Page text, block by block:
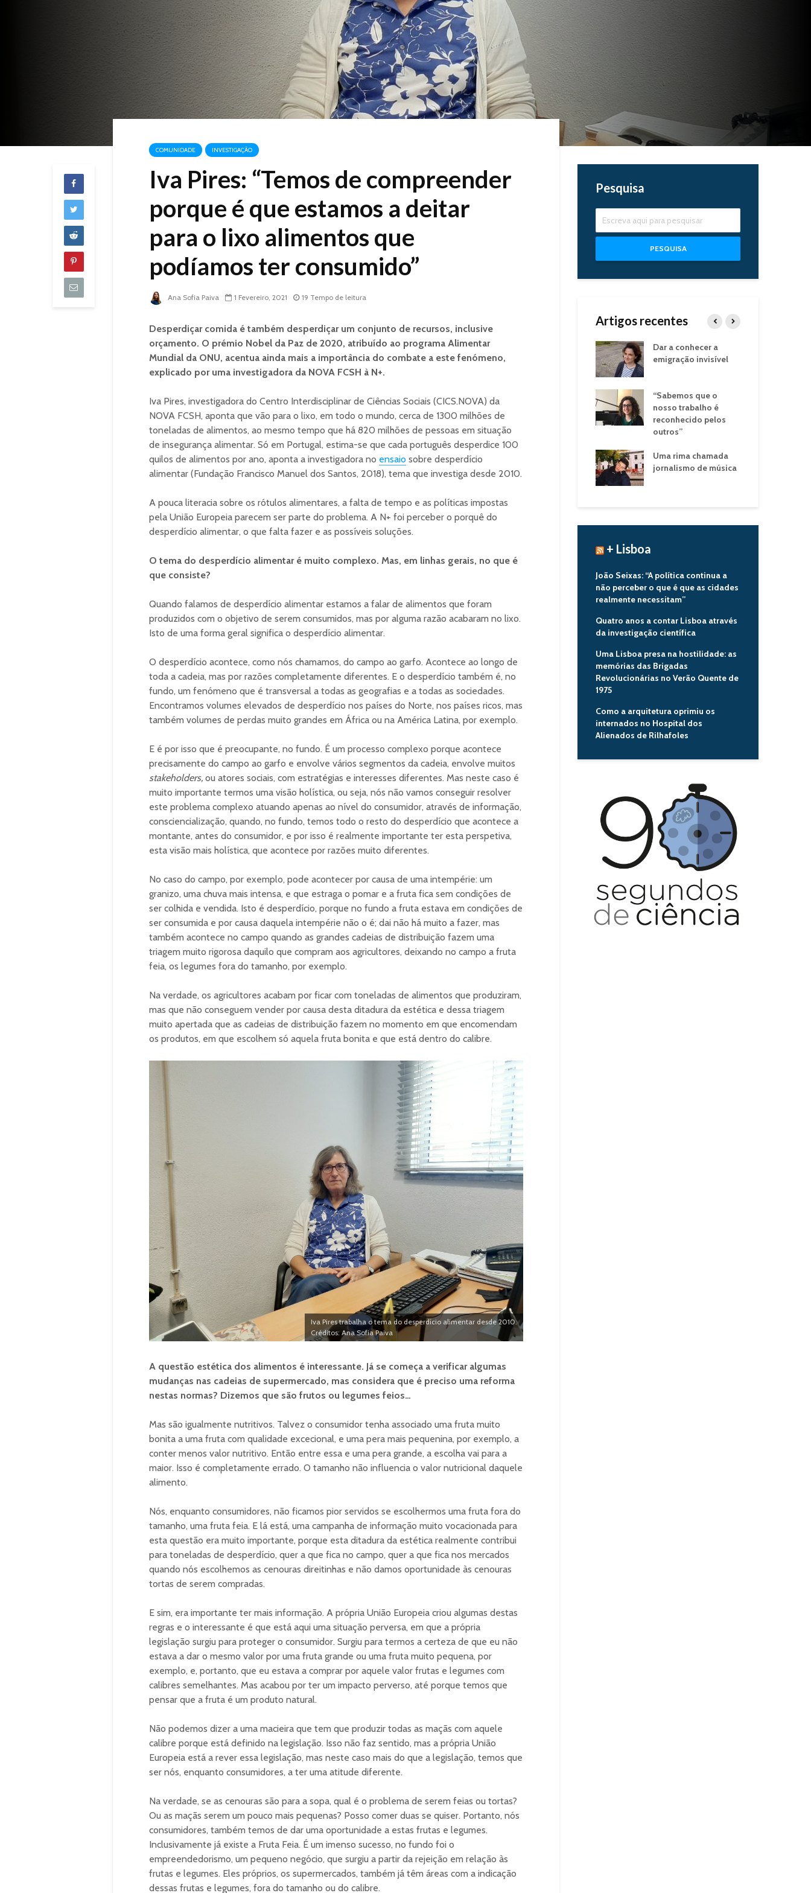
COMUNIDADE INVESTIGAÇÃO
Iva Pires: “Temos de compreender
porque é que estamos a deitar
para o lixo alimentos que
podíamos ter consumido”
Ana Sofia Paiva 1 Fevereiro, 2021 19 Tempo de leitura
Desperdiçar comida é também desperdiçar um conjunto de recursos, inclusive
orçamento. O prémio Nobel da Paz de 2020, atribuído ao programa Alimentar
Mundial da ONU, acentua ainda mais a importância do combate a este fenómeno,
explicado por uma investigadora da NOVA FCSH à N+.
Iva Pires, investigadora do Centro Interdisciplinar de Ciências Sociais (CICS.NOVA) da
NOVA FCSH, aponta que vão para o lixo, em todo o mundo, cerca de 1300 milhões de
toneladas de alimentos, ao mesmo tempo que há 820 milhões de pessoas em situação
de insegurança alimentar. Só em Portugal, estima-se que cada português desperdice 100
quilos de alimentos por ano, aponta a investigadora no ensaio sobre desperdício
alimentar (Fundação Francisco Manuel dos Santos, 2018), tema que investiga desde 2010.
A pouca literacia sobre os rótulos alimentares, a falta de tempo e as políticas impostas
pela União Europeia parecem ser parte do problema. A N+ foi perceber o porquê do
desperdício alimentar, o que falta fazer e as possíveis soluções.
O tema do desperdício alimentar é muito complexo. Mas, em linhas gerais, no que é
que consiste?
Quando falamos de desperdício alimentar estamos a falar de alimentos que foram
produzidos com o objetivo de serem consumidos, mas por alguma razão acabaram no lixo.
Isto de uma forma geral significa o desperdício alimentar.
O desperdício acontece, como nós chamamos, do campo ao garfo. Acontece ao longo de
toda a cadeia, mas por razões completamente diferentes. E o desperdício também é, no
fundo, um fenómeno que é transversal a todas as geografias e a todas as sociedades.
Encontramos volumes elevados de desperdício nos países do Norte, nos países ricos, mas
também volumes de perdas muito grandes em África ou na América Latina, por exemplo.
E é por isso que é preocupante, no fundo. É um processo complexo porque acontece
precisamente do campo ao garfo e envolve vários segmentos da cadeia, envolve muitos
stakeholders, ou atores sociais, com estratégias e interesses diferentes. Mas neste caso é
muito importante termos uma visão holística, ou seja, nós não vamos conseguir resolver
este problema complexo atuando apenas ao nível do consumidor, através de informação,
consciencialização, quando, no fundo, temos todo o resto do desperdício que acontece a
montante, antes do consumidor, e por isso é realmente importante ter esta perspetiva,
esta visão mais holística, que acontece por razões muito diferentes.
No caso do campo, por exemplo, pode acontecer por causa de uma intempérie: um
granizo, uma chuva mais intensa, e que estraga o pomar e a fruta fica sem condições de
ser colhida e vendida. Isto é desperdício, porque no fundo a fruta estava em condições de
ser consumida e por causa daquela intempérie não o é; dai não há muito a fazer, mas
também acontece no campo quando as grandes cadeias de distribuição fazem uma
triagem muito rigorosa daquilo que compram aos agricultores, deixando no campo a fruta
feia, os legumes fora do tamanho, por exemplo.
Na verdade, os agricultores acabam por ficar com toneladas de alimentos que produziram,
mas que não conseguem vender por causa desta ditadura da estética e dessa triagem
muito apertada que as cadeias de distribuição fazem no momento em que encomendam
os produtos, em que escolhem só aquela fruta bonita e que está dentro do calibre.
Iva Pires trabalha o tema do desperdício alimentar desde 2010.
Créditos: Ana Sofia Paiva
A questão estética dos alimentos é interessante. Já se começa a verificar algumas
mudanças nas cadeias de supermercado, mas considera que é preciso uma reforma
nestas normas? Dizemos que são frutos ou legumes feios…
Mas são igualmente nutritivos. Talvez o consumidor tenha associado uma fruta muito
bonita a uma fruta com qualidade excecional, e uma pera mais pequenina, por exemplo, a
conter menos valor nutritivo. Então entre essa e uma pera grande, a escolha vai para a
maior. Isso é completamente errado. O tamanho não influencia o valor nutricional daquele
alimento.
Nós, enquanto consumidores, não ficamos pior servidos se escolhermos uma fruta fora do
tamanho, uma fruta feia. E lá está, uma campanha de informação muito vocacionada para
esta questão era muito importante, porque esta ditadura da estética realmente contribui
para toneladas de desperdício, quer a que fica no campo, quer a que fica nos mercados
quando nós escolhemos as cenouras direitinhas e não damos oportunidade às cenouras
tortas de serem compradas.
E sim, era importante ter mais informação. A própria União Europeia criou algumas destas
regras e o interessante é que está aqui uma situação perversa, em que a própria
legislação surgiu para proteger o consumidor. Surgiu para termos a certeza de que eu não
estava a dar o mesmo valor por uma fruta grande ou uma fruta muito pequena, por
exemplo, e, portanto, que eu estava a comprar por aquele valor frutas e legumes com
calibres semelhantes. Mas acabou por ter um impacto perverso, até porque temos que
pensar que a fruta é um produto natural.
Não podemos dizer a uma macieira que tem que produzir todas as maçãs com aquele
calibre porque está definido na legislação. Isso não faz sentido, mas a própria União
Europeia está a rever essa legislação, mas neste caso mais do que a legislação, temos que
ser nós, enquanto consumidores, a ter uma atitude diferente.
Na verdade, se as cenouras são para a sopa, qual é o problema de serem feias ou tortas?
Ou as maçãs serem um pouco mais pequenas? Posso comer duas se quiser. Portanto, nós
consumidores, também temos de dar uma oportunidade a estas frutas e legumes.
Inclusivamente já existe a Fruta Feia. É um imenso sucesso, no fundo foi o
empreendedorismo, um pequeno negócio, que surgiu a partir da rejeição em relação às
frutas e legumes. Eles próprios, os supermercados, também já têm áreas com a indicação
dessas frutas e legumes, fora do tamanho ou do calibre.
Pesquisa
PESQUISA
Artigos recentes
Bárbara Tinoco:
“Parecia que estava
tudo no meu sangue”
Dos Açores para
Cannes: o realizador
que procura a estética
da natureza
Ouvir além do som
Às voltas com a
Dar a conhecer a
emigração invisível
“Sabemos que o
nosso trabalho é
reconhecido pelos
outros”
Uma rima chamada
jornalismo de música
+ Lisboa
João Seixas: “A política continua a
não perceber o que é que as cidades
realmente necessitam”
Quatro anos a contar Lisboa através
da investigação científica
Uma Lisboa presa na hostilidade: as
memórias das Brigadas
Revolucionárias no Verão Quente de
1975
Como a arquitetura oprimiu os
internados no Hospital dos
Alienados de Rilhafoles